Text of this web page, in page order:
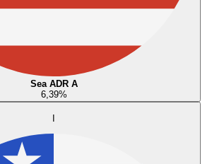
Sea ADR A
6,39%